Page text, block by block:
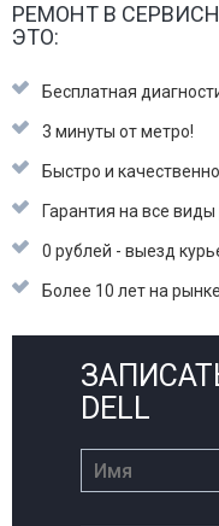
РЕМОНТ В
ЭТО:
Бесплатная
3 минуты от метро!
Быстро и качественно
Гарантия на все
0 рублей - выезд
Более 10 лет на рынке
DELL